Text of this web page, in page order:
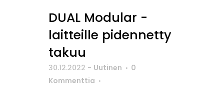
DUAL Modular -
laitteille pidennetty
takuu
30.12.2022 - Uutinen
0
Kommenttia